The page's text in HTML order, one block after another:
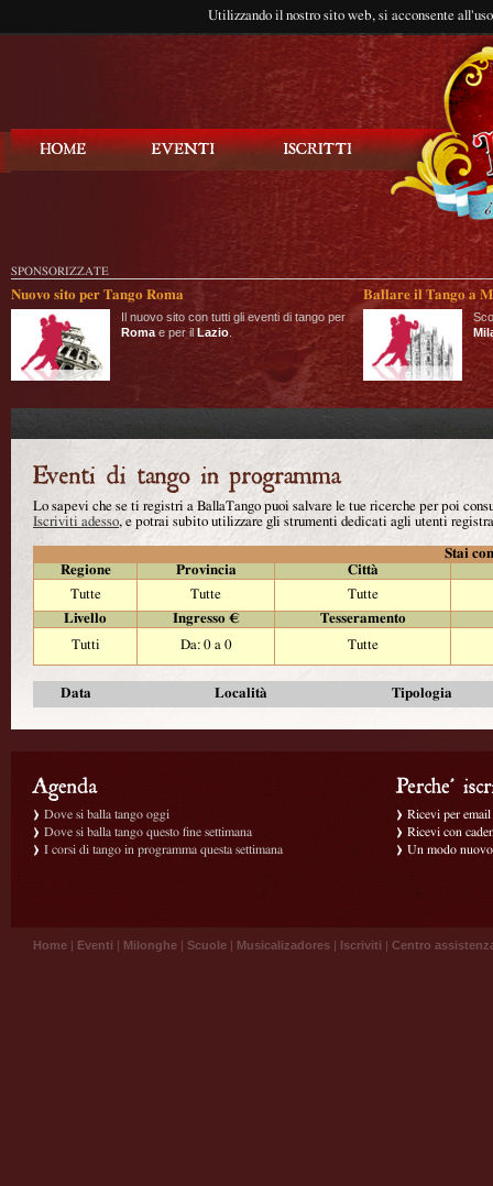
Utilizzando il nostro sito web, si acconsente
SPONSORIZZATE
Nuovo sito per Tango Roma
Il nuovo sito con tutti gli eventi di tango per
Roma e per il Lazio
Ballare il Tango a
Lo sapevi che se ti registri a BallaTango puoi salvare le tue ricerche per poi
Iscriviti adesso, e potrai subito utilizzare gli strumenti dedicati agli utenti
Stai
Regione
Provincia
Città
Tutte
Tutte
Tutte
Livello
Ingresso €
Tesseramento
Tutti
Da: 0 a 0 Tutte
Data Località Tipologia
Dove si balla tango oggi
Dove si balla tango questo fine settimana
I corsi di tango in programma questa settimana
Ricevi per
Ricevi con
Un modo
Home | Eventi | Milonghe | Scuole | Musicalizadores | Iscriviti | Centro